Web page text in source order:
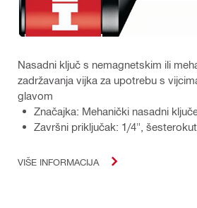
Nasadni ključ s nemagnetskim ili
zadržavanja vijka za upotrebu s
glavom
Značajka: Mehanički nasadni
Završni priključak: 1/4",
VIŠE INFORMACIJA